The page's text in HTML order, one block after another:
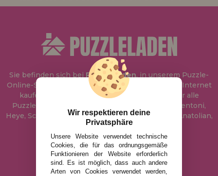
Sie befinden sich bei Puzzle Laden, in unserem Puzzle-
Online-Shop, wo Sie Puzzle zum besten Preis im Internet
kaufen können. In unserem Katalog führen wir alle
Puzzles der Marken Educa, Ravensburger, Clementoni,
Heye, Schmidt, Castorland, Jumbo, Trefl, Piatnik, Anatolian,
Art Puzzle, Gibsons und viele mehr.
info@puzzleladen.de
Wir respektieren deine
Privatsphäre
Unsere Website verwendet technische
Cookies, die für das ordnungsgemäße
Funktionieren der Website erforderlich
sind. Es ist möglich, dass auch andere
Arten von Cookies verwendet werden,